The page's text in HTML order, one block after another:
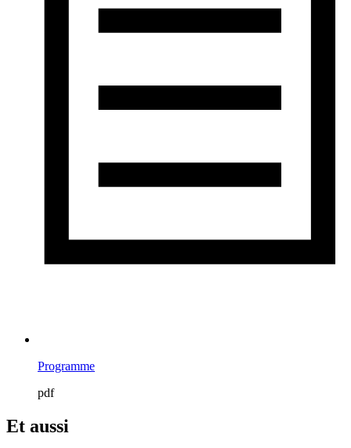
Programme
pdf
Et aussi